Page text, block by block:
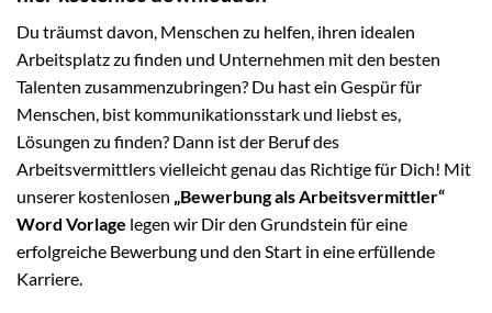
Du träumst davon, Menschen zu helfen, ihren idealen
Arbeitsplatz zu finden und Unternehmen mit den besten
Talenten zusammenzubringen? Du hast ein Gespür für
Menschen, bist kommunikationsstark und liebst es,
Lösungen zu finden? Dann ist der Beruf des
Arbeitsvermittlers vielleicht genau das Richtige für Dich! Mit
unserer kostenlosen „Bewerbung als Arbeitsvermittler“
Word Vorlage legen wir Dir den Grundstein für eine
erfolgreiche Bewerbung und den Start in eine erfüllende
Karriere.